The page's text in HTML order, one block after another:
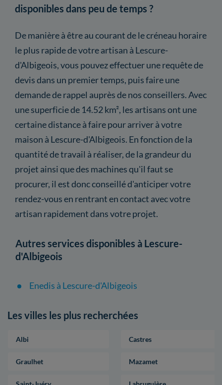
disponibles dans peu de temps ?
De manière à être au courant de le créneau horaire
le plus rapide de votre artisan à Lescure-
d'Albigeois, vous pouvez effectuer une requête de
devis dans un premier temps, puis faire une
demande de rappel auprès de nos conseillers. Avec
une superficie de 14.52 km², les artisans ont une
certaine distance à faire pour arriver à votre
maison à Lescure-d'Albigeois. En fonction de la
quantité de travail à réaliser, de la grandeur du
projet ainsi que des machines qu'il faut se
procurer, il est donc conseillé d'anticiper votre
rendez-vous en rentrant en contact avec votre
artisan rapidement dans votre projet.
Autres services disponibles à Lescure-
d'Albigeois
Enedis à Lescure-d'Albigeois
Les villes les plus recherchées
Albi Castres
Graulhet Mazamet